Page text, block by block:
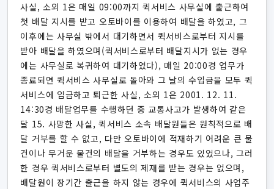
사실, 소외 1은 매일 09:00까지 퀵서비스 사무실에 출근하여
첫 배달 지시를 받고 오토바이를 이용하여 배달을 하였고, 그
이후에는 사무실 밖에서 대기하면서 퀵서비스로부터 지시를
받아 배달을 하였으며(퀵서비스로부터 배달지시가 없는 경우
에는 사무실로 복귀하여 대기하였다), 매일 20:00경 업무가
종료되면 퀵서비스 사무실로 돌아와 그 날의 수입금을 모두 퀵
서비스에 입금하고 퇴근한 사실, 소외 1은 2001. 12. 11.
14:30경 배달업무를 수행하던 중 교통사고가 발생하여 같은
달 15. 사망한 사실, 퀵서비스 소속 배달원들은 원칙적으로 배
달 거부를 할 수 없고, 다만 오토바이에 적재하기 어려운 큰 물
건이나 무거운 물건의 배달을 거부하는 경우도 있었으나, 그러
한 경우 퀵서비스로부터 별도의 제재를 받는 경우는 없으며,
배달원이 장기간 출근을 하지 않는 경우에 퀵서비스의 사업주